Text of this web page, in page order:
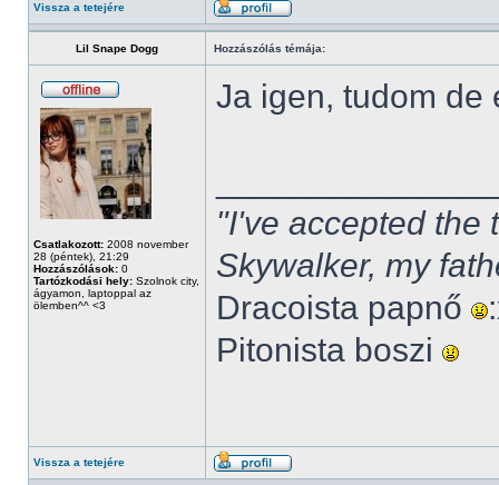
Vissza a tetejére
Lil Snape Dogg Hozzászólás témája:
Csatlakozott: 2008 november
28 (péntek), 21:29
Hozzászólások: 0
Tartózkodási hely: Szolnok city,
ágyamon, laptoppal az
ölemben^^ <3
Ja igen, tudom de
"I've accepted the
Skywalker, my
Dracoista papnő
Pitonista boszi
Vissza a tetejére